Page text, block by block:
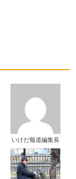
いけだ報道編集長